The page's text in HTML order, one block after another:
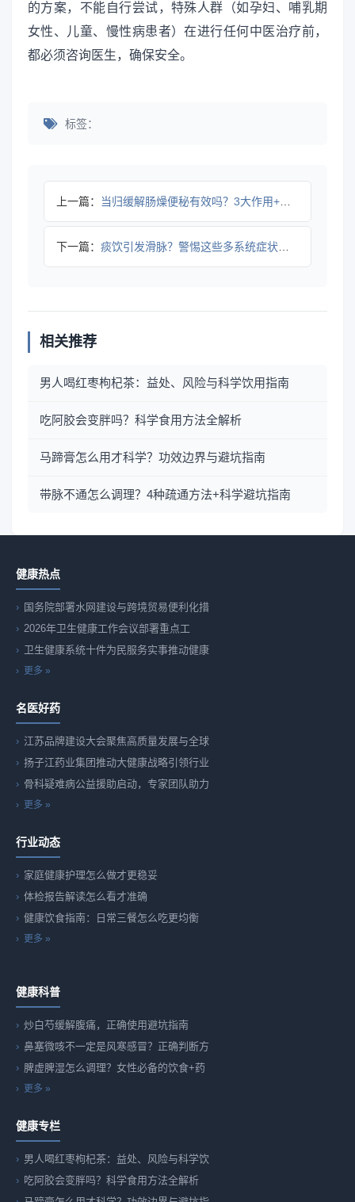
的方案，不能自行尝试，特殊人群（如孕妇、哺乳期
女性、儿童、慢性病患者）在进行任何中医治疗前，
都必须咨询医生，确保安全。
标签：
上一篇： 当归缓解肠燥便秘有效吗？3大作用+使用注意事项
下一篇： 痰饮引发滑脉？警惕这些多系统症状背后的健康危机
相关推荐
男人喝红枣枸杞茶：益处、风险与科学饮用指南
吃阿胶会变胖吗？科学食用方法全解析
马蹄膏怎么用才科学？功效边界与避坑指南
带脉不通怎么调理？4种疏通方法+科学避坑指南
健康热点
国务院部署水网建设与跨境贸易便利化措
2026年卫生健康工作会议部署重点工
卫生健康系统十件为民服务实事推动健康
更多 »
名医好药
江苏品牌建设大会聚焦高质量发展与全球
扬子江药业集团推动大健康战略引领行业
骨科疑难病公益援助启动，专家团队助力
更多 »
行业动态
家庭健康护理怎么做才更稳妥
体检报告解读怎么看才准确
健康饮食指南：日常三餐怎么吃更均衡
更多 »
健康科普
炒白芍缓解腹痛，正确使用避坑指南
鼻塞微咳不一定是风寒感冒？正确判断方
脾虚脾湿怎么调理？女性必备的饮食+药
更多 »
健康专栏
男人喝红枣枸杞茶：益处、风险与科学饮
吃阿胶会变胖吗？科学食用方法全解析